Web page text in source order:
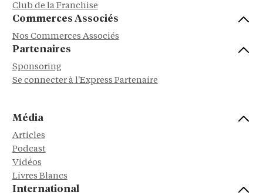
Club de la Franchise
Commerces Associés
Nos Commerces Associés
Partenaires
Sponsoring
Se connecter à l'Express Partenaire
Média
Articles
Podcast
Vidéos
Livres Blancs
International